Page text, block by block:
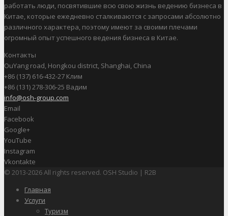
работать люди, посвятившие всю свою жизнь ведению бизнеса в
Китае, которые ежедневно сталкиваются с запросами абсолютно
различного характера, поэтому имеют за своими плечами
огромный опыт успешного ведения бизнеса в Китае.
Контакты
OuYang road, Hongkou district, Shanghai, China
+86 (137) 616-432-27 Клим
+86 (131) 278-306-25 Вадим
info@osh-group.com
Email
Facebook
Google+
YouTube
Instagram
Vkontakte
© 2013-2026 All rights reserved. OSH Studio | R2B
Главная
Услуги
Туризм